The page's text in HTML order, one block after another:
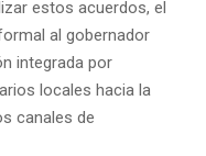
estos acuerdos, el
al gobernador
integrada por
locales hacia la
canales de